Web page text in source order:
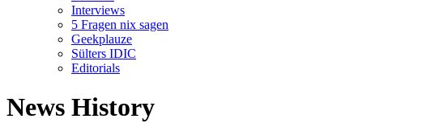
Interviews
5 Fragen nix sagen
Geekplauze
Sülters IDIC
Editorials
News History